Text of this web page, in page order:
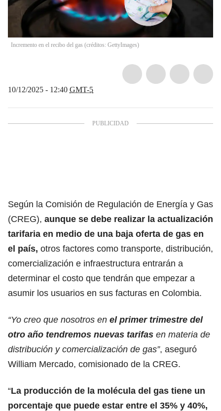
Incremento en el recibo del gas (créditos: GettyImages)
10/12/2025 - 12:40 GMT-5
Según la Comisión de Regulación de Energía y Gas
(CREG), aunque se debe realizar la actualización
tarifaria en medio de una baja oferta de gas en
el país, otros factores como transporte, distribución,
comercialización e infraestructura entrarán a
determinar el costo que tendrán que empezar a
asumir los usuarios en sus facturas en Colombia.
“Yo creo que nosotros en el primer trimestre del
otro año tendremos nuevas tarifas en materia de
distribución y comercialización de gas”, aseguró
William Mercado, comisionado de la CREG.
“La producción de la molécula del gas tiene un
porcentaje que puede estar entre el 35% y 40%,